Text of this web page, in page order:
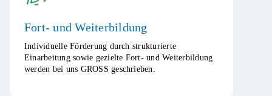
Fort- und Weiterbildung​
​Individuelle Förderung durch strukturierte
Einarbeitung sowie gezielte Fort- und Weiterbildung
werden bei uns GROSS geschrieben.